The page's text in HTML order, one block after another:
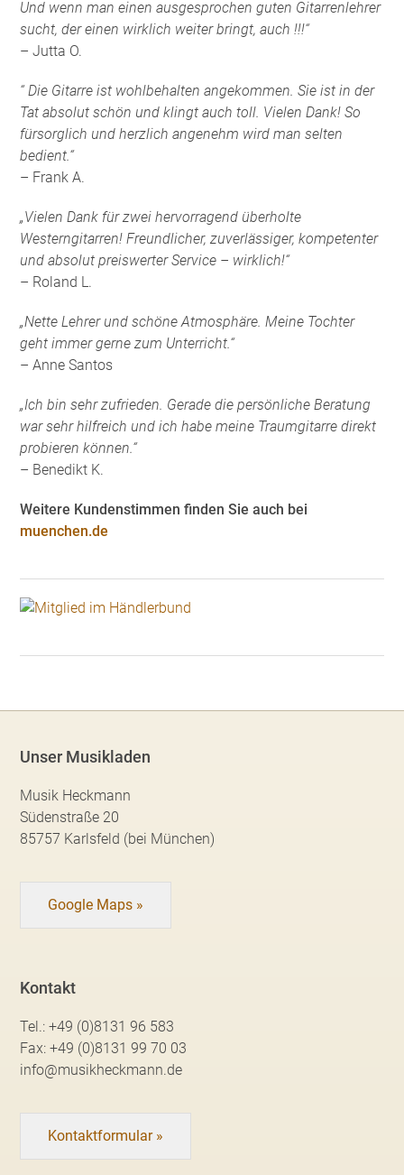
Und wenn man einen ausgesprochen guten Gitarrenlehrer
sucht, der einen wirklich weiter bringt, auch !!!“
– Jutta O.
“ Die Gitarre ist wohlbehalten angekommen. Sie ist in der
Tat absolut schön und klingt auch toll. Vielen Dank! So
fürsorglich und herzlich angenehm wird man selten
bedient.“
– Frank A.
„Vielen Dank für zwei hervorragend überholte
Westerngitarren! Freundlicher, zuverlässiger, kompetenter
und absolut preiswerter Service – wirklich!“
– Roland L.
„Nette Lehrer und schöne Atmosphäre. Meine Tochter
geht immer gerne zum Unterricht.“
– Anne Santos
„Ich bin sehr zufrieden. Gerade die persönliche Beratung
war sehr hilfreich und ich habe meine Traumgitarre direkt
probieren können.“
– Benedikt K.
Weitere Kundenstimmen finden Sie auch bei
muenchen.de
Unser Musikladen
Musik Heckmann
Südenstraße 20
85757 Karlsfeld (bei München)
Google Maps »
Kontakt
Tel.:+49 (0)8131 96 583
Fax:+49 (0)8131 99 70 03
info@musikheckmann.de
Kontaktformular »